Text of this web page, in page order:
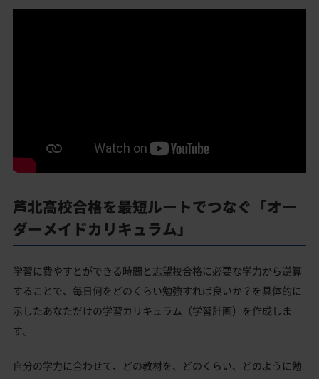
芦北高校合格を最短ルートでつなぐ「オー
ダーメイドカリキュラム」
学習に費やすとができる時間と志望校合格に必要な学力から逆算
することで、毎日何をどのくらい勉強すれば良いか？を具体的に
示したあなただけの学習カリキュラム（学習計画）を作成しま
す。
自分の学力に合わせて、どの教材を、どのくらい、どのように勉